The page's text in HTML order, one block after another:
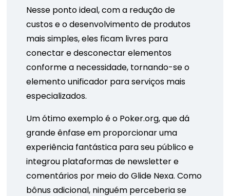
Nesse ponto ideal, com a redução de
custos e o desenvolvimento de produtos
mais simples, eles ficam livres para
conectar e desconectar elementos
conforme a necessidade, tornando-se o
elemento unificador para serviços mais
especializados.
Um ótimo exemplo é o Poker.org, que dá
grande ênfase em proporcionar uma
experiência fantástica para seu público e
integrou plataformas de newsletter e
comentários por meio do Glide Nexa. Como
bônus adicional, ninguém perceberia se